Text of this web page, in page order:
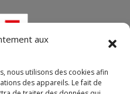
aux
nous utilisons des cookies afin
des appareils. Le fait de